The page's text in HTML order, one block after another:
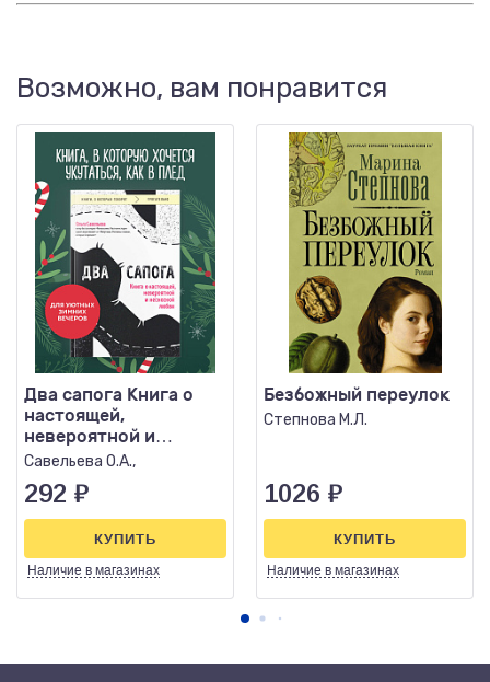
Возможно, вам понравится
Два сапога Книга о
настоящей,
невероятной и
несносной любви
Савельева О.А.,
292 ₽
Наличие в магазинах
КУПИТЬ
Безбожный переулок
Степнова М.Л.
1026 ₽
Наличие в магазинах
КУПИТЬ